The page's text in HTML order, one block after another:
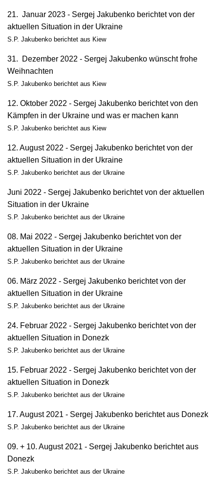
21. Januar 2023 - Sergej Jakubenko berichtet von der
aktuellen Situation in der Ukraine
S.P. Jakubenko berichtet aus Kiew
31. Dezember 2022 - Sergej Jakubenko wünscht frohe
Weihnachten
S.P. Jakubenko berichtet aus Kiew
12. Oktober 2022 - Sergej Jakubenko berichtet von den
Kämpfen in der Ukraine und was er machen kann
S.P. Jakubenko berichtet aus Kiew
12. August 2022 - Sergej Jakubenko berichtet von der
aktuellen Situation in der Ukraine
S.P. Jakubenko berichtet aus der Ukraine
Juni 2022 - Sergej Jakubenko berichtet von der aktuellen
Situation in der Ukraine
S.P. Jakubenko berichtet aus der Ukraine
08. Mai 2022 - Sergej Jakubenko berichtet von der
aktuellen Situation in der Ukraine
S.P. Jakubenko berichtet aus der Ukraine
06. März 2022 - Sergej Jakubenko berichtet von der
aktuellen Situation in der Ukraine
S.P. Jakubenko berichtet aus der Ukraine
24. Februar 2022 - Sergej Jakubenko berichtet von der
aktuellen Situation in Donezk
S.P. Jakubenko berichtet aus der Ukraine
15. Februar 2022 - Sergej Jakubenko berichtet von der
aktuellen Situation in Donezk
S.P. Jakubenko berichtet aus der Ukraine
17. August 2021 - Sergej Jakubenko berichtet aus Donezk
S.P. Jakubenko berichtet aus der Ukraine
09. + 10. August 2021 - Sergej Jakubenko berichtet aus
Donezk
S.P. Jakubenko berichtet aus der Ukraine